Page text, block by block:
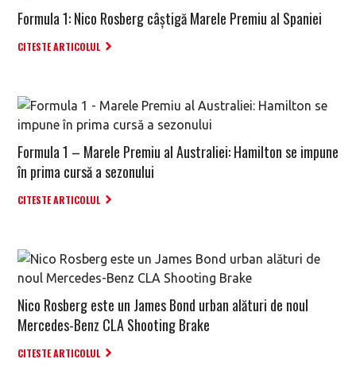
Formula 1: Nico Rosberg câștigă Marele Premiu al Spaniei
CITESTE ARTICOLUL
Formula 1 – Marele Premiu al Australiei: Hamilton se impune
în prima cursă a sezonului
CITESTE ARTICOLUL
Nico Rosberg este un James Bond urban alături de noul
Mercedes-Benz CLA Shooting Brake
CITESTE ARTICOLUL